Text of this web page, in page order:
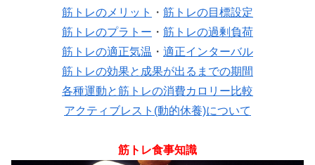
筋トレのメリット
・ 筋トレの目標設定
筋トレのプラトー ・ 筋トレの過剰負荷
筋トレの適正気温 ・ 適正インターバル
筋トレの効果と成果が出るまでの期間
各種運動と筋トレの消費カロリー比較
アクティブレスト(動的休養)について
筋トレ食事知識